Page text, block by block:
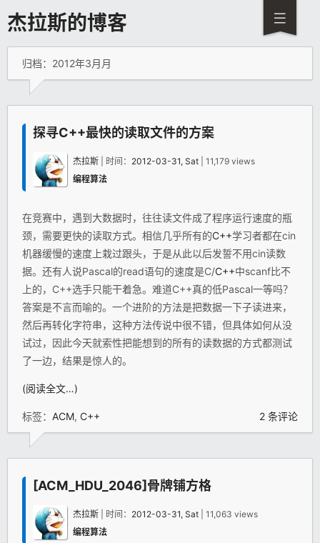
杰拉斯的博客
归档：2012年3月月
探寻C++最快的读取文件的方案
杰拉斯 | 时间： 2012-03-31, Sat | 11,179 views
编程算法
在竞赛中，遇到大数据时，往往读文件成了程序运行速度的瓶
颈，需要更快的读取方式。相信几乎所有的C++学习者都在cin
机器缓慢的速度上栽过跟头，于是从此以后发誓不用cin读数
据。还有人说Pascal的read语句的速度是C/C++中scanf比不
上的，C++选手只能干着急。难道C++真的低Pascal一等吗？
答案是不言而喻的。一个进阶的方法是把数据一下子读进来，
然后再转化字符串，这种方法传说中很不错，但具体如何从没
试过，因此今天就索性把能想到的所有的读数据的方式都测试
了一边，结果是惊人的。
(阅读全文…)
标签： ACM, C++ 2 条评论
[ACM_HDU_2046]骨牌铺方格
杰拉斯 | 时间： 2012-03-31, Sat | 11,063 views
编程算法